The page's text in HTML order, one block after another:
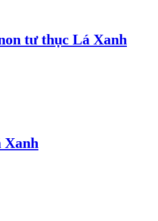
tư thục Lá Xanh
Xanh